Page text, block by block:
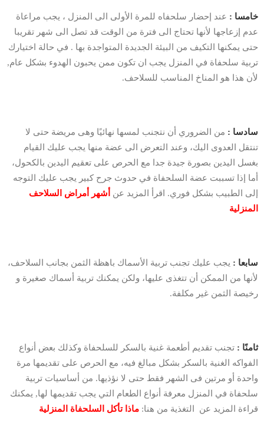
خامسا : عند إحضار سلحفاه للمرة الأولى الى المنزل ، يجب مراعاة
عدم إزعاجها لأنها تحتاج الى فترة من الوقت قد تصل الى شهر تقريبا
حتى يمكنها التكيف من البيئة الجديدة المتواجدة بها . في حالة اختيارك
تربية سلحفاة في المنزل يجب ان تكون ممن يحبون الهدوء بشكل عام,
لأن هذا هو المناخ المناسب للسلاحف.
سادسا : من الضروري أن نتجنب لمسها نهائيًا وهى مريضة حتى لا
تنتقل العدوى اليك، وعند التعرض الى عضة منها يجب عليك القيام
بغسل اليدين بصورة جيدة جدا مع الحرص على تعقيم اليدين بالكحول،
أما إذا تسببت عضة السلحفاة في حدوث جرح كبير يجب عليك التوجه
إلى الطبيب بشكل فوري. اقرأ المزيد عن
أشهر أمراض السلاحف
المنزلية
سابعا : يجب عليك تجنب تربية الأسماك باهظة الثمن بجانب السلاحف،
لأنها من الممكن أن تتغذى عليها، ولكن يمكنك تربية أسماك صغيرة و
رخيصة الثمن غير مكلفة.
ثامنًا : تجنب تقديم أطعمة غنية بالسكر للسلحفاة وكذلك بعض أنواع
الفواكه الغنية بالسكر بشكل مبالغ فيه، مع الحرص على تقديمها مرة
واحدة أو مرتين فى الشهر فقط حتى لا نؤذيها. من أساسيات تربية
سلحفاة في المنزل معرفة أنواع الطعام التي يجب تقديمها لها, يمكنك
قراءة المزيد عن التغذية من هنا: ماذا تأكل السلحفاة المنزلية